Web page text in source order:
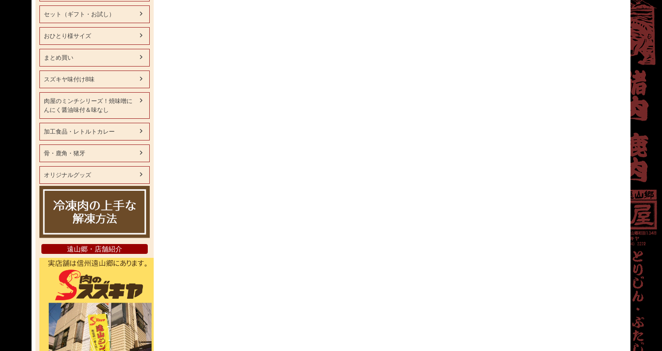
セット（ギフト・お試し）
おひとり様サイズ
まとめ買い
スズキヤ味付け8味
肉屋のミンチシリーズ！焼味噌に
んにく醤油味付＆味なし
加工食品・レトルトカレー
骨・鹿角・猪牙
オリジナルグッズ
遠山郷・店舗紹介